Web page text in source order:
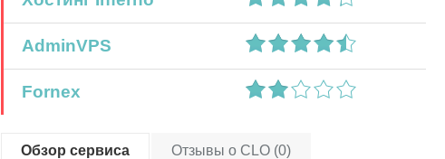
AdminVPS
Fornex
Обзор сервиса Отзывы о CLO (0)